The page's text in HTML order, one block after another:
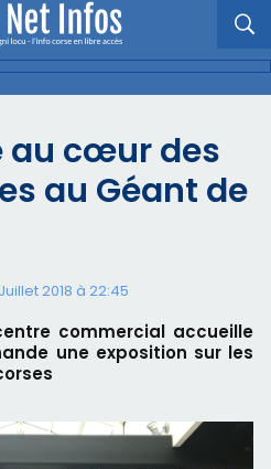
au cœur des
au Géant de
2018 à 22:45
commercial accueille
une exposition sur les